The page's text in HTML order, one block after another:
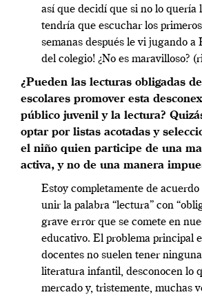
así que decidí que si no lo quería
tendría que escuchar los
semanas después le vi jugando a
del colegio! ¿No es maravilloso?
¿Pueden las lecturas obligadas
escolares promover esta
público juvenil y la lectura?
optar por listas acotadas y
el niño quien participe de una
activa, y no de una manera
Estoy completamente de
unir la palabra “lectura” con
grave error que se comete en
educativo. El problema principal
docentes no suelen tener
literatura infantil, desconocen lo
mercado y, tristemente, muchas